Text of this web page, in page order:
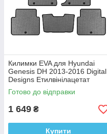
Килимки EVA для Hyundai
Genesis DH 2013-2016 Digital
Designs Етилвінілацетат
Готово до відправки
1 649 ₴
Купити